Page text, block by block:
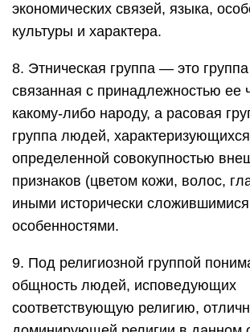
экономических связей, языка,
культуры и характера.
8. Этническая группа — это
связанная с принадлежностью ее
какому-либо народу, а расовая
группа людей, характеризующихся
определенной совокупностью
признаков (цветом кожи, волос,
иными исторически сложившимися
особенностями.
9. Под религиозной группой
общность людей, исповедующих
соответствующую религию,